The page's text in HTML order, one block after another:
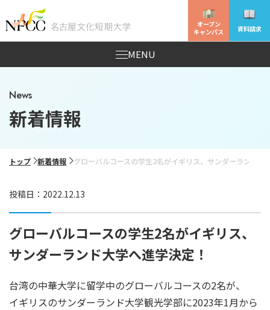
オープン
キャンパス
資料請求
MENU
News
新着情報
トップ 新着情報 グローバルコースの学生2名がイギリス、サンダーランド大
投稿日：2022.12.13
グローバルコースの学生2名がイギリス、
サンダーランド大学へ進学決定！
台湾の中華大学に留学中のグローバルコースの2名が、
イギリスのサンダーランド大学観光学部に2023年1月から